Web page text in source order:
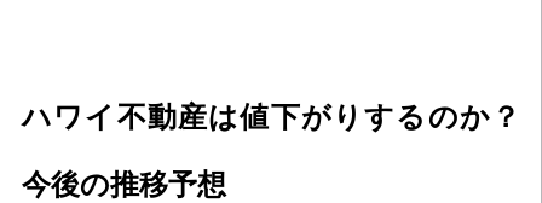
ハワイ不動産は値下がりするのか？
今後の推移予想